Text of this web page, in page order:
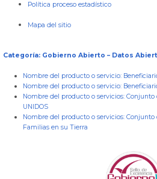
Política proceso estadístico
Mapa del sitio
Categoría: Gobierno Abierto – Datos
Nombre del producto o servicio:
Nombre del producto o servicio:
Nombre del producto o servicios: Conjunto
UNIDOS
Nombre del producto o servicios: Conjunto
Familias en su Tierra